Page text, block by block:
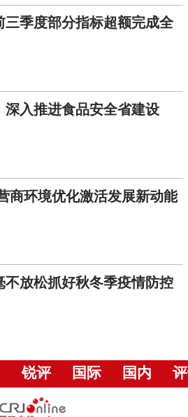
三季度部分指标超额完成全
深入推进食品安全省建设
商环境优化激活发展新动能
不放松抓好秋冬季疫情防控
锐评 国际 国内